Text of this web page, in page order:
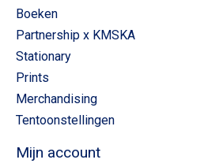
Boeken
Partnership x KMSKA
Stationary
Prints
Merchandising
Tentoonstellingen
Mijn account